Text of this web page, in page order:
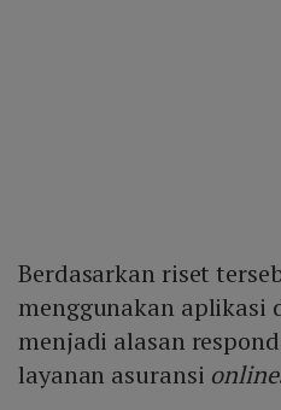
Berdasarkan riset
menggunakan
menjadi alasan
layanan asuransi online